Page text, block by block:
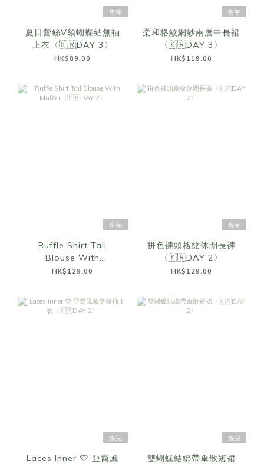
售完
夏日蕾絲V領蝴蝶結無袖
上衣〈🇰🇷DAY 3〉
HK$89.00
售完
柔和格紋網紗兩層中長裙
〈🇰🇷DAY 3〉
HK$119.00
售完
Ruffle Shirt Tail
Blouse With
Muffler〈🇰🇷DAY 2〉
HK$129.00
售完
拼色褲頭格紋休閒長褲
〈🇰🇷DAY 2〉
HK$129.00
售完
Laces Inner ♡ 亞裔風
售完
雙蝴蝶結綁帶傘散短裙